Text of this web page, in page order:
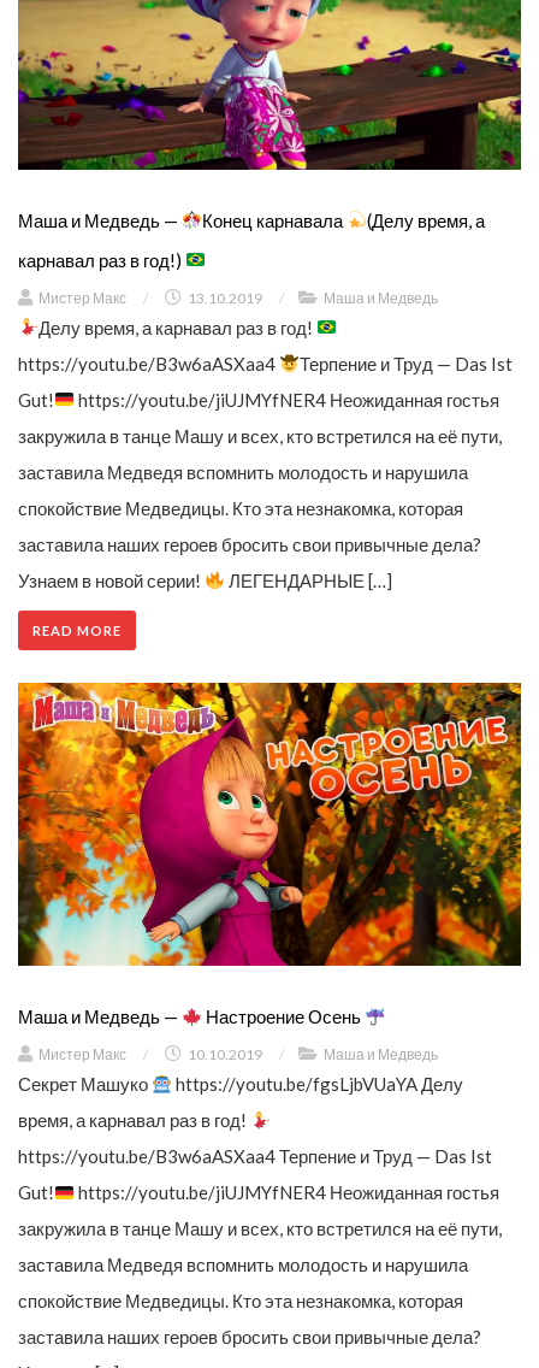
Маша и Медведь — Конец карнавала
(Делу время, а
карнавал раз в год!)
Мистер Макс / 13.10.2019 / Маша и Медведь
Делу время, а карнавал раз в год!
https://youtu.be/B3w6aASXaa4
Терпение и Труд — Das Ist
Gut!
https://youtu.be/jiUJMYfNER4 Неожиданная гостья
закружила в танце Машу и всех, кто встретился на её пути,
заставила Медведя вспомнить молодость и нарушила
спокойствие Медведицы. Кто эта незнакомка, которая
заставила наших героев бросить свои привычные дела?
Узнаем в новой серии!
ЛЕГЕНДАРНЫЕ […]
READ MORE
Маша и Медведь — Настроение Осень
Мистер Макс / 10.10.2019 / Маша и Медведь
Секрет Машуко
https://youtu.be/fgsLjbVUaYA Делу
время, а карнавал раз в год!
https://youtu.be/B3w6aASXaa4 Терпение и Труд — Das Ist
Gut!
https://youtu.be/jiUJMYfNER4 Неожиданная гостья
закружила в танце Машу и всех, кто встретился на её пути,
заставила Медведя вспомнить молодость и нарушила
спокойствие Медведицы. Кто эта незнакомка, которая
заставила наших героев бросить свои привычные дела?